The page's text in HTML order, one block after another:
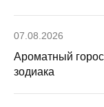
07.08.2026
Ароматный
зодиака